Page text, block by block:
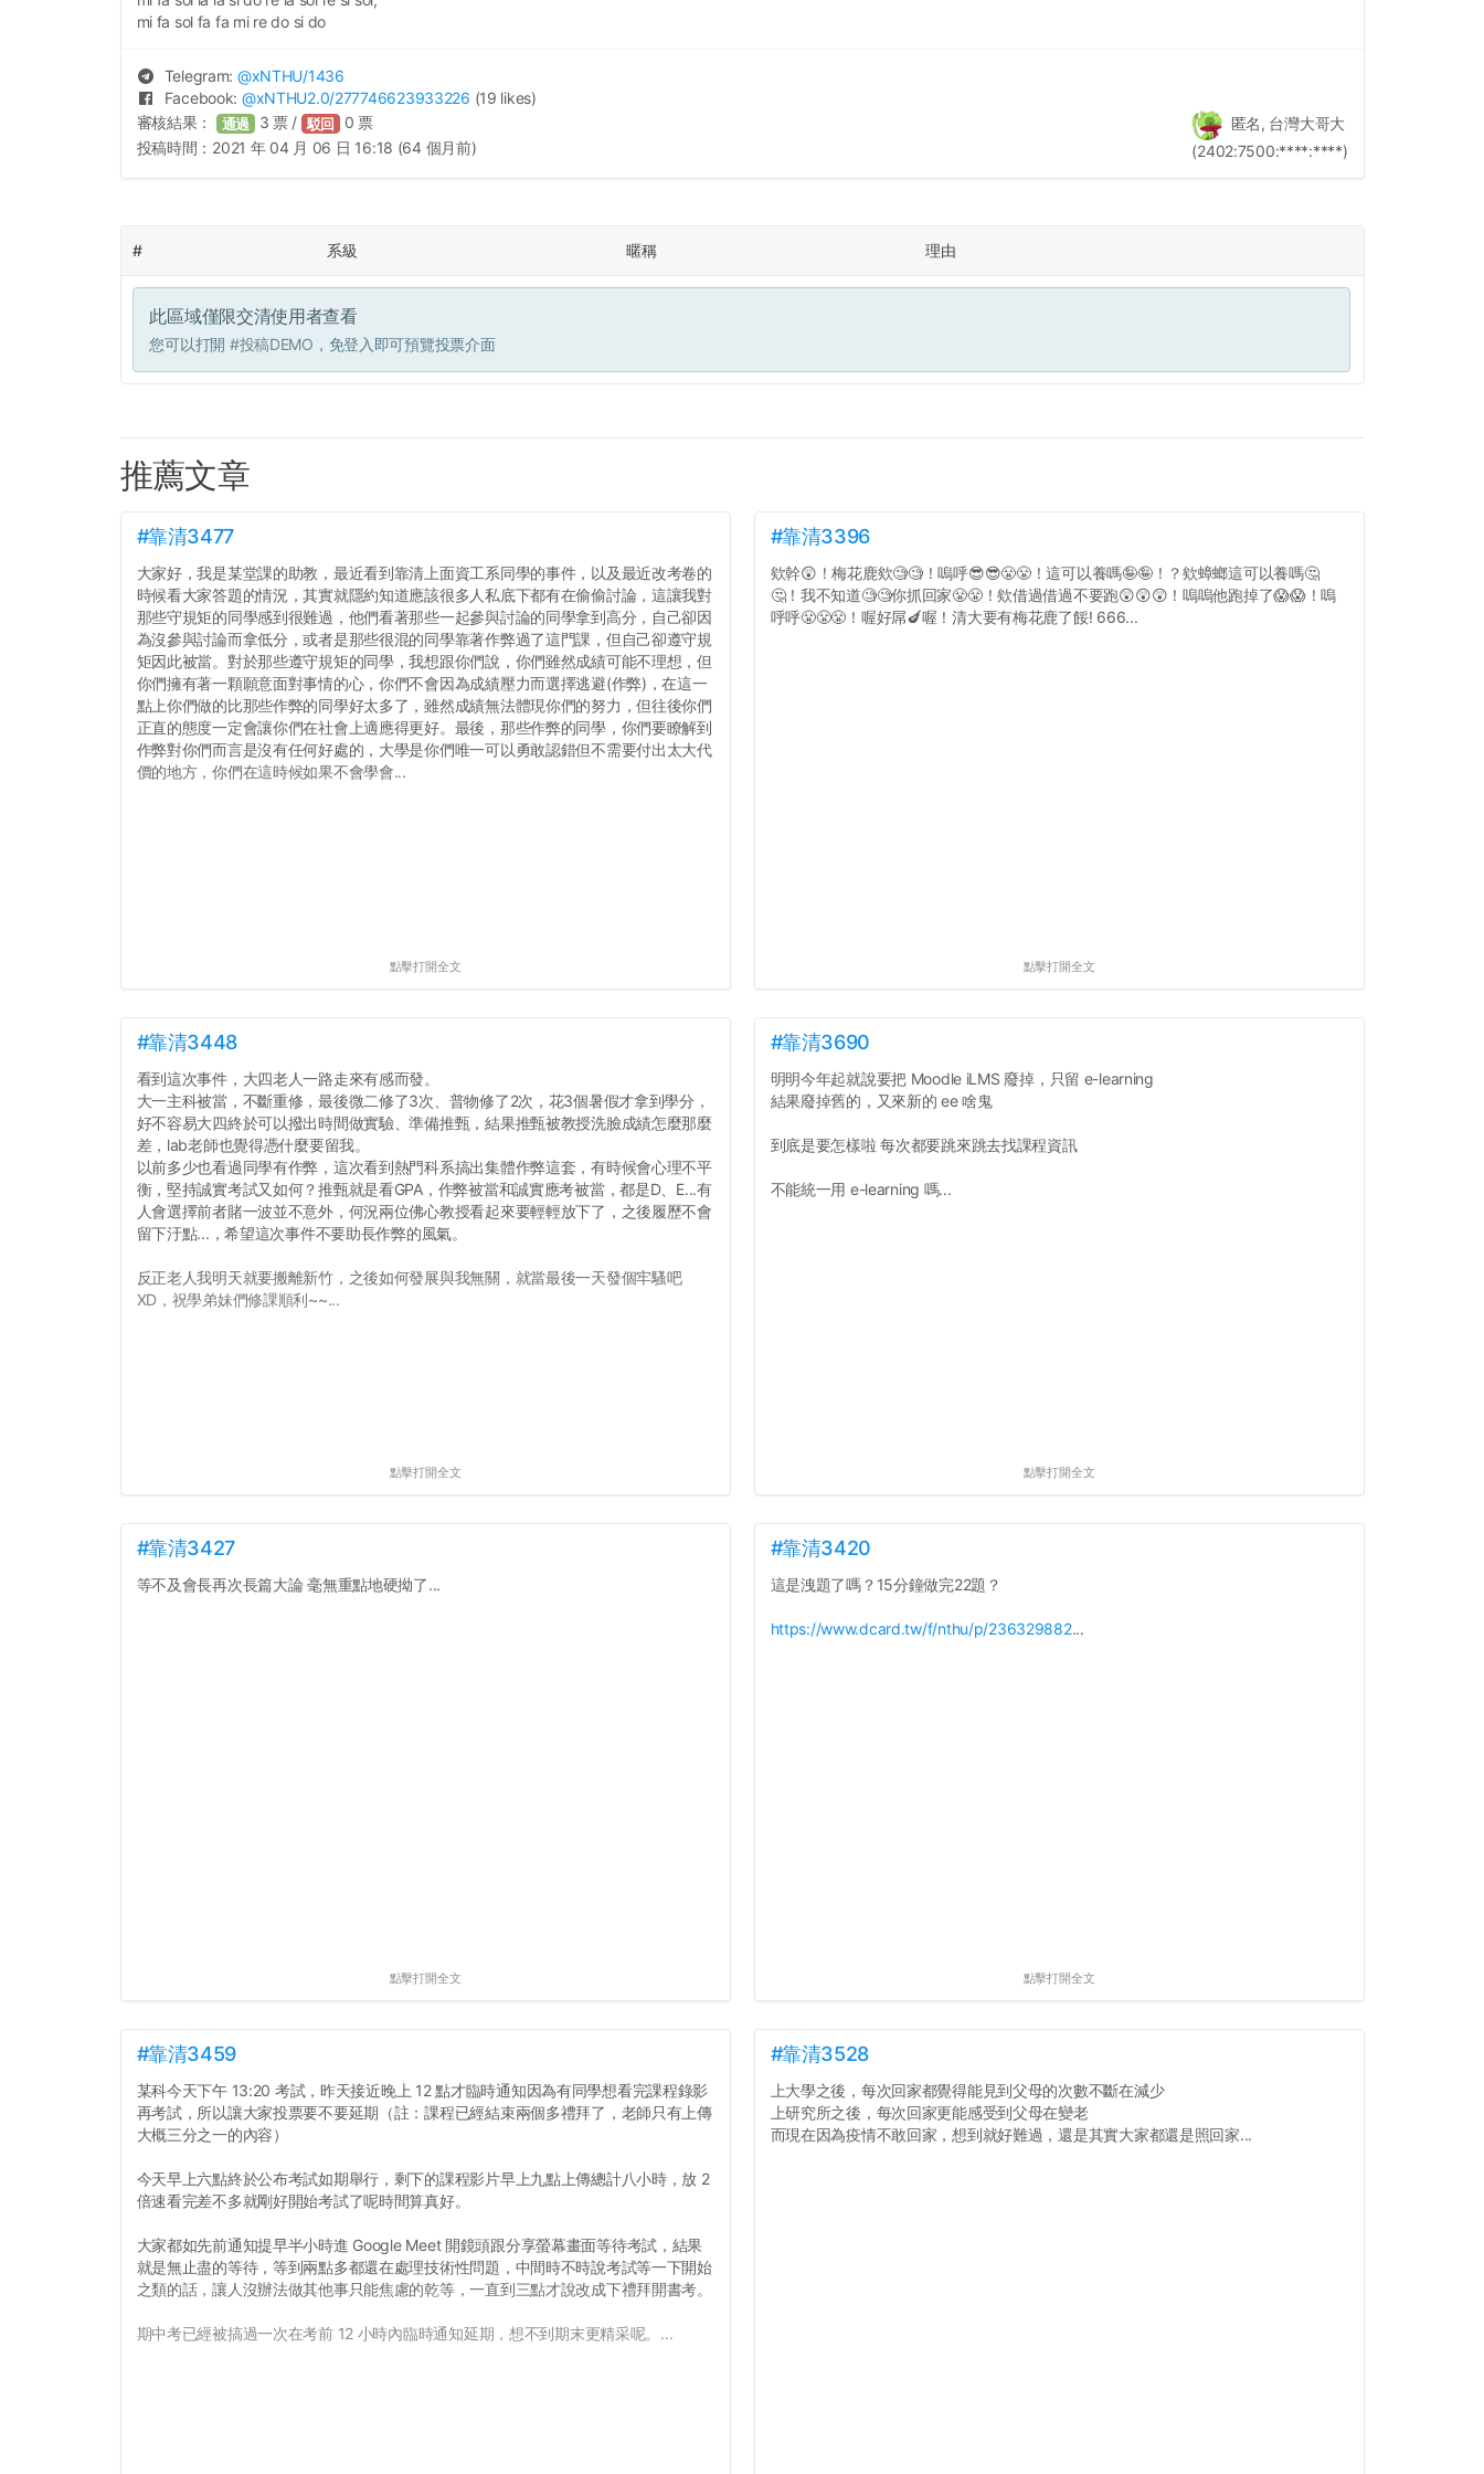
mi fa sol fa fa mi re do si do
Telegram: @xNTHU/1436
Facebook: @xNTHU2.0/277746623933226 (19 likes)
匿名, 台灣大哥大
(2402:7500:****:****)
審核結果： 通過 3 票 / 駁回 0 票
投稿時間： 2021 年 04 月 06 日 16:18 (64 個月前)
# 系級 暱稱 理由
此區域僅限交清使用者查看
您可以打開 #投稿DEMO ，免登入即可預覽投票介面
推薦文章
#靠清3477
大家好，我是某堂課的助教，最近看到靠清上面資工系同學的事件，以及最近改考卷的
時候看大家答題的情況，其實就隱約知道應該很多人私底下都有在偷偷討論，這讓我對
那些守規矩的同學感到很難過，他們看著那些一起參與討論的同學拿到高分，自己卻因
為沒參與討論而拿低分，或者是那些很混的同學靠著作弊過了這門課，但自己卻遵守規
矩因此被當。對於那些遵守規矩的同學，我想跟你們說，你們雖然成績可能不理想，但
你們擁有著一顆願意面對事情的心，你們不會因為成績壓力而選擇逃避(作弊)，在這一
點上你們做的比那些作弊的同學好太多了，雖然成績無法體現你們的努力，但往後你們
正直的態度一定會讓你們在社會上適應得更好。最後，那些作弊的同學，你們要瞭解到
作弊對你們而言是沒有任何好處的，大學是你們唯一可以勇敢認錯但不需要付出太大代
價的地方，你們在這時候如果不會學會...
點擊打開全文
#靠清3396
欸幹😲！梅花鹿欸🧐🧐！嗚呼😎😎😤😤！這可以養嗎🤪🤪！？欸蟑螂這可以養嗎🤔
🤔！我不知道🧐🧐你抓回家😤😤！欸借過借過不要跑😲😲😲！嗚嗚他跑掉了😱😱！嗚
呼呼😤😤😤！喔好屌🍆喔！清大要有梅花鹿了餒! 666...
點擊打開全文
#靠清3448
看到這次事件，大四老人一路走來有感而發。
大一主科被當，不斷重修，最後微二修了3次、普物修了2次，花3個暑假才拿到學分，
好不容易大四終於可以撥出時間做實驗、準備推甄，結果推甄被教授洗臉成績怎麼那麼
差，lab老師也覺得憑什麼要留我。
以前多少也看過同學有作弊，這次看到熱門科系搞出集體作弊這套，有時候會心理不平
衡，堅持誠實考試又如何？推甄就是看GPA，作弊被當和誠實應考被當，都是D、E...有
人會選擇前者賭一波並不意外，何況兩位佛心教授看起來要輕輕放下了，之後履歷不會
留下汙點...，希望這次事件不要助長作弊的風氣。
反正老人我明天就要搬離新竹，之後如何發展與我無關，就當最後一天發個牢騷吧
XD，祝學弟妹們修課順利~~...
點擊打開全文
#靠清3690
明明今年起就說要把 Moodle iLMS 廢掉，只留 e-learning
結果廢掉舊的，又來新的 ee 啥鬼
到底是要怎樣啦 每次都要跳來跳去找課程資訊
不能統一用 e-learning 嗎...
點擊打開全文
#靠清3427
等不及會長再次長篇大論 毫無重點地硬拗了...
點擊打開全文
#靠清3420
這是洩題了嗎？15分鐘做完22題？
https://www.dcard.tw/f/nthu/p/236329882...
點擊打開全文
#靠清3459
某科今天下午 13:20 考試，昨天接近晚上 12 點才臨時通知因為有同學想看完課程錄影
再考試，所以讓大家投票要不要延期（註：課程已經結束兩個多禮拜了，老師只有上傳
大概三分之一的內容）
今天早上六點終於公布考試如期舉行，剩下的課程影片早上九點上傳總計八小時，放 2
倍速看完差不多就剛好開始考試了呢時間算真好。
大家都如先前通知提早半小時進 Google Meet 開鏡頭跟分享螢幕畫面等待考試，結果
就是無止盡的等待，等到兩點多都還在處理技術性問題，中間時不時說考試等一下開始
之類的話，讓人沒辦法做其他事只能焦慮的乾等，一直到三點才說改成下禮拜開書考。
期中考已經被搞過一次在考前 12 小時內臨時通知延期，想不到期末更精采呢。...
#靠清3528
上大學之後，每次回家都覺得能見到父母的次數不斷在減少
上研究所之後，每次回家更能感受到父母在變老
而現在因為疫情不敢回家，想到就好難過，還是其實大家都還是照回家...